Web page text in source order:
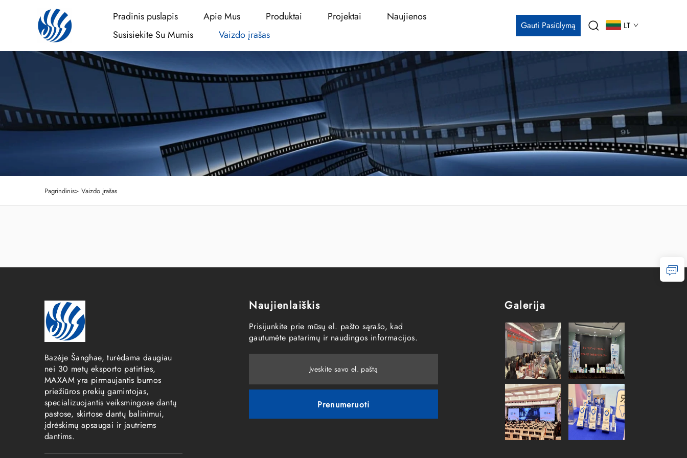
Pradinis puslapis Apie Mus Produktai Projektai
Naujienos
Susisiekite Su Mumis
Vaizdo įrašas
Gauti Pasiūlymą LT
Pagrindinis> Vaizdo įrašas
Bazėje Šanghae, turėdama daugiau
nei 30 metų eksporto patirties,
MAXAM yra pirmaujantis burnos
priežiūros prekių gamintojas,
specializuojantis veiksmingose dantų
pastose, skirtose dantų balinimui,
įdrėskimų apsaugai ir jautriems
dantims.
Naujienlaiškis
Prisijunkite prie mūsų el. pašto sąrašo, kad
gautumėte patarimų ir naudingos informacijos.
Įveskite savo el. paštą
Prenumeruoti
Galerija